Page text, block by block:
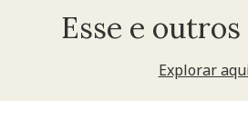
Esse e
Explorar